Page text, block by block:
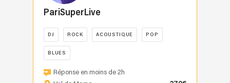
PariSuperLive
DJ ROCK ACOUSTIQUE POP
BLUES
Découvrez
PARISUPERLIVE,
Réponse en moins de 2h